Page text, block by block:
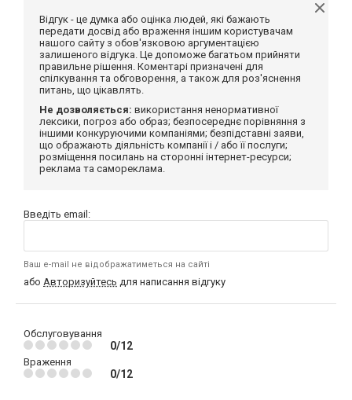
Відгук - це думка або оцінка людей, які бажають
передати досвід або враження іншим користувачам
нашого сайту з обов'язковою аргументацією
залишеного відгука. Це допоможе багатьом прийняти
правильне рішення. Коментарі призначені для
спілкування та обговорення, а також для роз'яснення
питань, що цікавлять.
Не дозволяється: використання ненормативної
лексики, погроз або образ; безпосереднє порівняння з
іншими конкуруючими компаніями; безпідставні заяви,
що ображають діяльність компанії і / або її послуги;
розміщення посилань на сторонні інтернет-ресурси;
реклама та самореклама.
Введіть email:
Ваш e-mail не відображатиметься на сайті
або Авторизуйтесь для написання відгуку
Обслуговування
0/12
Враження
0/12